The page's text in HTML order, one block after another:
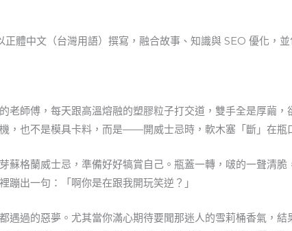
體中文（台灣用語）撰寫，融合故事、知識與 SEO 優化，
老師傅，每天跟高溫熔融的塑膠粒子打交道，雙手全是厚繭
，也不是模具卡料，而是——開威士忌時，軟木塞「斷」在瓶
蘇格蘭威士忌，準備好好犒賞自己。瓶蓋一轉，啵的一聲清
出一句：「啊你是在跟我開玩笑逆？」
遇過的惡夢。尤其當你滿心期待要聞那迷人的雪莉桶香氣，